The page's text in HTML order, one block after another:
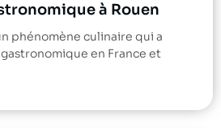
à Rouen
phénomène culinaire qui a
en France et